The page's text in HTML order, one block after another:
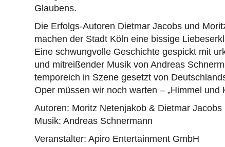
Glaubens.
Die Erfolgs-Autoren Dietmar Jacobs und
machen der Stadt Köln eine bissige
Eine schwungvolle Geschichte gespickt mit
und mitreißender Musik von Andreas
temporeich in Szene gesetzt von
Oper müssen wir noch warten – „Himmel und
Autoren: Moritz Netenjakob & Dietmar Jacobs
Musik: Andreas Schnermann
Veranstalter: Apiro Entertainment GmbH